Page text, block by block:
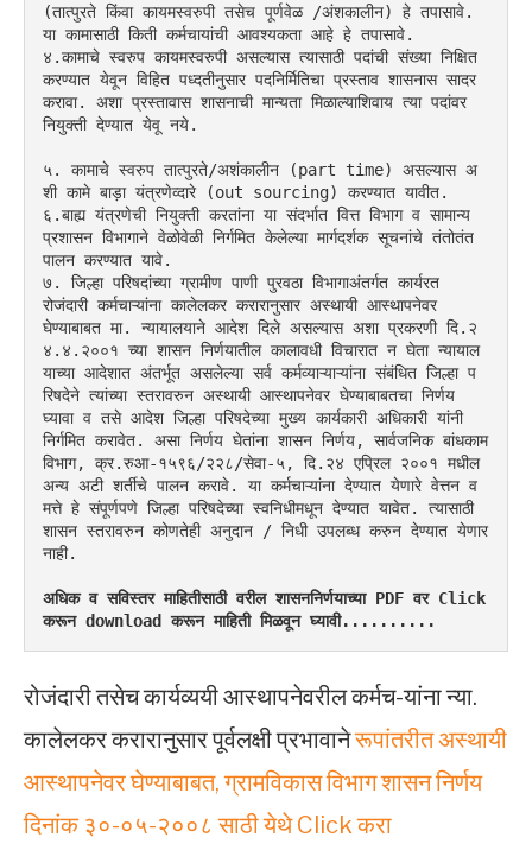
(तात्पुरते किंवा कायमस्वरुपी तसेच पूर्णवेळ /अंशकालीन) हे तपासावे.
या कामासाठी किती कर्मचायांची आवश्यकता आहे हे तपासावे.
४.कामाचे स्वरुप कायमस्वरुपी असल्यास त्यासाठी पदांची संख्या निक्षित
करण्यात येवून विहित पध्दतीनुसार पदनिर्मितिचा प्रस्ताव शासनास सादर
करावा. अशा प्रस्तावास शासनाची मान्यता मिळाल्याशिवाय त्या पदांवर
नियुक्ती देण्यात येवू नये.
५. कामाचे स्वरुप तात्पुरते/अशंकालीन (part time) असल्यास अ
शी कामे बाड़ा यंत्रणेव्दारे (out sourcing) करण्यात यावीत.
६.बाह्य यंत्रणेची नियुक्ती करतांना या संदर्भात वित्त विभाग व सामान्य
प्रशासन विभागाने वेळोवेळी निर्गमित केलेल्या मार्गदर्शक सूचनांचे तंतोतंत
पालन करण्यात यावे.
७. जिल्हा परिषदांच्या ग्रामीण पाणी पुरवठा विभागाअंतर्गत कार्यरत
रोजंदारी कर्मचाऱ्यांना कालेलकर करारानुसार अस्थायी आस्थापनेवर
घेण्याबाबत मा. न्यायालयाने आदेश दिले असल्यास अशा प्रकरणी दि.२
४.४.२००१ च्या शासन निर्णयातील कालावधी विचारात न घेता न्यायाल
याच्या आदेशात अंतर्भूत असलेल्या सर्व कर्मव्याऱ्याऱ्यांना संबंधित जिल्हा प
रिषदेने त्यांच्या स्तरावरुन अस्थायी आस्थापनेवर घेण्याबाबतचा निर्णय
घ्यावा व तसे आदेश जिल्हा परिषदेच्या मुख्य कार्यकारी अधिकारी यांनी
निर्गमित करावेत. असा निर्णय घेतांना शासन निर्णय, सार्वजनिक बांधकाम
विभाग, क्र.रुआ-१५९६/२२८/सेवा-५, दि.२४ एप्रिल २००१ मधील
अन्य अटी शर्तीचे पालन करावे. या कर्मचाऱ्यांना देण्यात येणारे वेत्तन व
मत्ते हे संपूर्णपणे जिल्हा परिषदेच्या स्वनिधीमधून देण्यात यावेत. त्यासाठी
शासन स्तरावरुन कोणतेही अनुदान / निधी उपलब्ध करुन देण्यात येणार
नाही.
अधिक व सविस्तर माहितीसाठी वरील शासननिर्णयाच्या PDF वर Click
करून download करून माहिती मिळवून घ्यावी..........
रोजंदारी तसेच कार्यव्ययी आस्थापनेवरील कर्मच-यांना न्या.
कालेलकर करारानुसार पूर्वलक्षी प्रभावानेरूपांतरीत अस्थायी
आस्थापनेवर घेण्याबाबत, ग्रामविकास विभाग शासन निर्णय
दिनांक ३०-०५-२००८ साठी येथे Click करा